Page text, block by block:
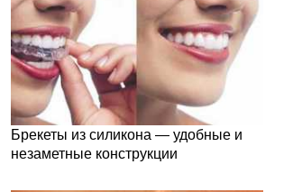
Брекеты из силикона — удобные и
незаметные конструкции